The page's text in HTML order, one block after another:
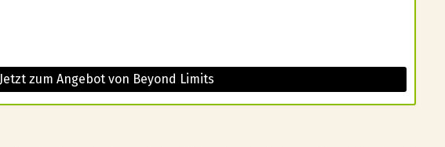
Jetzt zum Angebot von Beyond Limits